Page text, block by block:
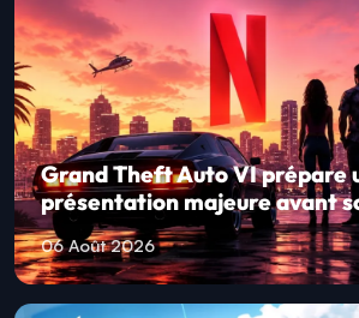
Grand Theft Auto VI prépare
présentation majeure avant
06 Août 2026